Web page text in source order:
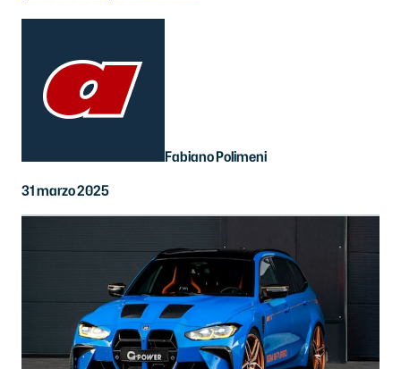
Fabiano Polimeni
31 marzo 2025